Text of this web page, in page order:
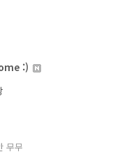
:)
무무